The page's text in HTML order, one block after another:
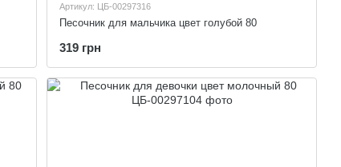
Артикул: ЦБ-00297316
Песочник для мальчика цвет голубой 80
319 грн